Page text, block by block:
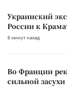
Украинский
России к
8 минут назад
Во Франции
сильной засухи